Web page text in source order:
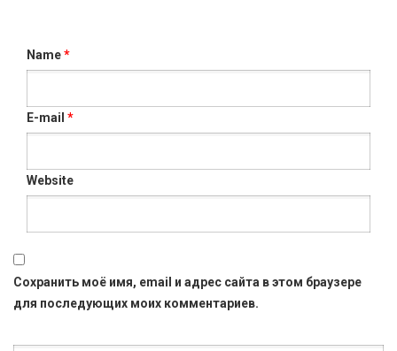
Name*
E-mail *
Website
Сохранить моё имя, email и адрес сайта в этом браузере
для последующих моих комментариев.